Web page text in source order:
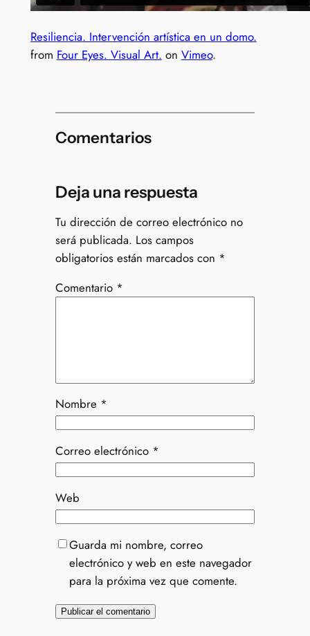
Resiliencia. Intervención artística en un domo.
from Four Eyes. Visual Art. on Vimeo.
Comentarios
Deja una respuesta
Tu dirección de correo electrónico no
será publicada. Los campos
obligatorios están marcados con *
Comentario *
Nombre *
Correo electrónico *
Web
Guarda mi nombre, correo
electrónico y web en este navegador
para la próxima vez que comente.